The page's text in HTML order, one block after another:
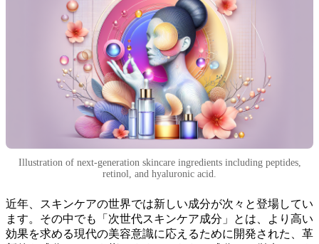
Illustration of next-generation skincare ingredients including peptides,
retinol, and hyaluronic acid.
近年、スキンケアの世界では新しい成分が次々と登場してい
ます。その中でも「次世代スキンケア成分」とは、より高い
効果を求める現代の美容意識に応えるために開発された、革